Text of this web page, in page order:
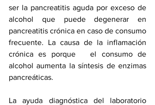
ser la pancreatitis aguda por exceso de
alcohol que puede degenerar en
pancreatitis crónica en caso de consumo
frecuente. La causa de la inflamación
crónica es porque   el consumo de
alcohol aumenta la síntesis de enzimas
pancreáticas.
La ayuda diagnóstica del laboratorio